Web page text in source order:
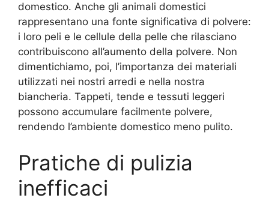
domestico. Anche gli animali domestici
rappresentano una fonte significativa di polvere:
i loro peli e le cellule della pelle che rilasciano
contribuiscono all’aumento della polvere. Non
dimentichiamo, poi, l’importanza dei materiali
utilizzati nei nostri arredi e nella nostra
biancheria. Tappeti, tende e tessuti leggeri
possono accumulare facilmente polvere,
rendendo l’ambiente domestico meno pulito.
Pratiche di pulizia
inefficaci